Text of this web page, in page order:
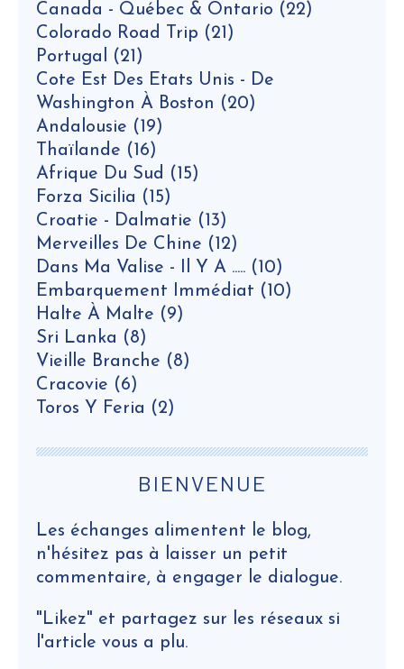
Canada - Québec & Ontario (22)
Colorado Road Trip (21)
Portugal (21)
Cote Est Des Etats Unis - De
Washington À Boston (20)
Andalousie (19)
Thaïlande (16)
Afrique Du Sud (15)
Forza Sicilia (15)
Croatie - Dalmatie (13)
Merveilles De Chine (12)
Dans Ma Valise - Il Y A ..... (10)
Embarquement Immédiat (10)
Halte À Malte (9)
Sri Lanka (8)
Vieille Branche (8)
Cracovie (6)
Toros Y Feria (2)
BIENVENUE
Les échanges alimentent le blog,
n'hésitez pas à laisser un petit
commentaire, à engager le dialogue.
"Likez" et partagez sur les réseaux si
l'article vous a plu.